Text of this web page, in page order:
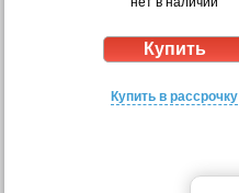
Купить в рассрочку